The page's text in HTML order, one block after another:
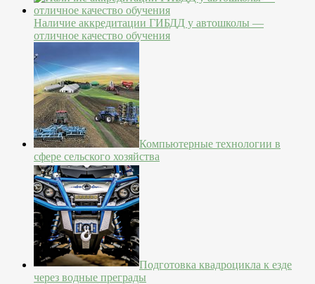
Наличие аккредитации ГИБДД у автошколы —
отличное качество обучения
Компьютерные технологии в
сфере сельского хозяйства
Подготовка квадроцикла к езде
через водные преграды